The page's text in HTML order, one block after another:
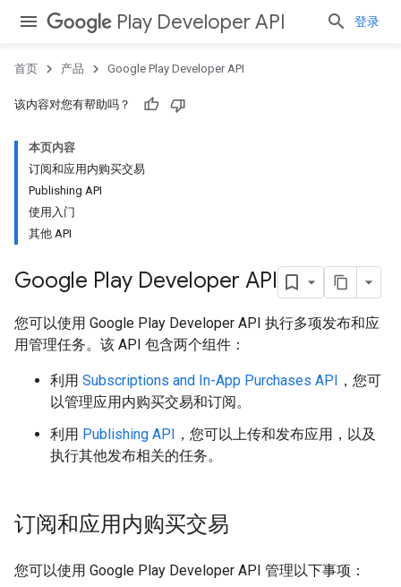
Play Developer API 登录
首页 产品 Google Play Developer API
该内容对您有帮助吗？
本页内容
订阅和应用内购买交易
Publishing API
使用入门
其他 API
Google Play Developer API
您可以使用 Google Play Developer API 执行多项发布和应
用管理任务。该 API 包含两个组件：
利用 Subscriptions and In-App Purchases API ，您可
以管理应用内购买交易和订阅。
利用 Publishing API ，您可以上传和发布应用，以及
执行其他发布相关的任务。
订阅和应用内购买交易
您可以使用 Google Play Developer API 管理以下事项：